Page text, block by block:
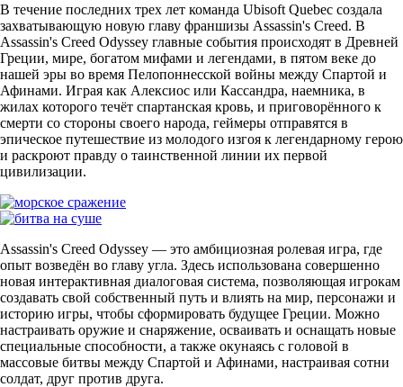
В течение последних трех лет команда Ubisoft Quebec создала
захватывающую новую главу франшизы Assassin's Creed. В
Assassin's Creed Odyssey главные события происходят в Древней
Греции, мире, богатом мифами и легендами, в пятом веке до
нашей эры во время Пелопоннесской войны между Спартой и
Афинами. Играя как Алексиос или Кассандра, наемника, в
жилах которого течёт спартанская кровь, и приговорённого к
смерти со стороны своего народа, геймеры отправятся в
эпическое путешествие из молодого изгоя к легендарному герою
и раскроют правду о таинственной линии их первой
цивилизации.
Assassin's Creed Odyssey — это амбициозная ролевая игра, где
опыт возведён во главу угла. Здесь использована совершенно
новая интерактивная диалоговая система, позволяющая игрокам
создавать свой собственный путь и влиять на мир, персонажи и
историю игры, чтобы сформировать будущее Греции. Можно
настраивать оружие и снаряжение, осваивать и оснащать новые
специальные способности, а также окунаясь с головой в
массовые битвы между Спартой и Афинами, настраивая сотни
солдат, друг против друга.